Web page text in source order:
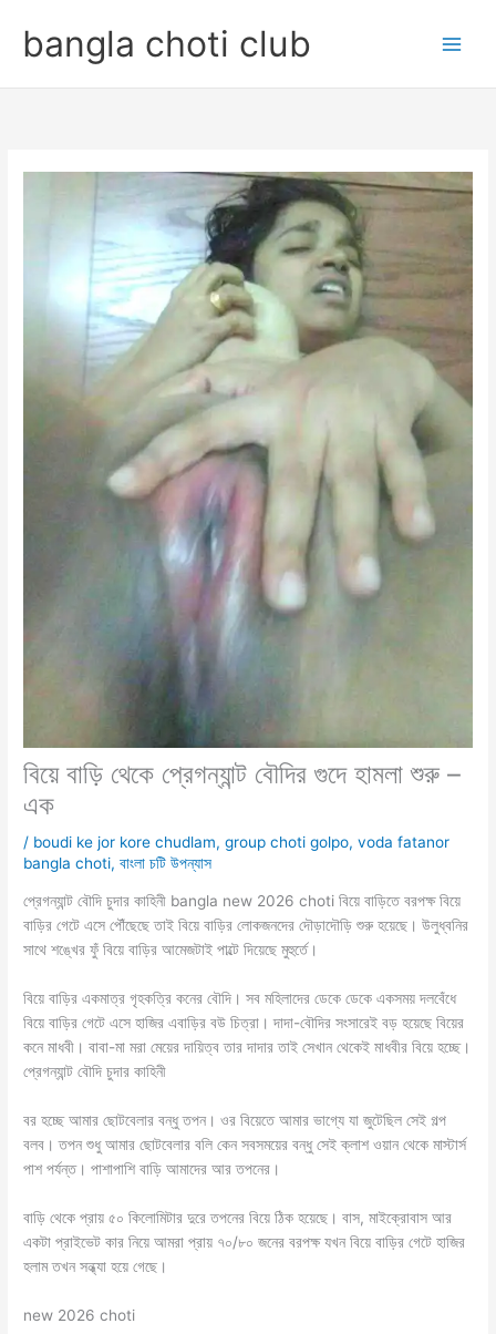
contentbangla choti club
বিয়ে বাড়ি থেকে প্রেগন্যান্ট বৌদির গুদে হামলা শুরু –
এক
/ boudi ke jor kore chudlam,group choti golpo,voda fatanor
bangla choti,বাংলা চটি উপন্যাস
প্রেগন্যান্ট বৌদি চুদার কাহিনী bangla new 2026 choti বিয়ে বাড়িতে বরপক্ষ বিয়ে
বাড়ির গেটে এসে পৌঁছেছে তাই বিয়ে বাড়ির লোকজনদের দৌড়াদৌড়ি শুরু হয়েছে। উলুধ্বনির
সাথে শঙ্খের ফুঁ বিয়ে বাড়ির আমেজটাই পাল্টে দিয়েছে মুহুর্তে।
বিয়ে বাড়ির একমাত্র গৃহকত্রি কনের বৌদি। সব মহিলাদের ডেকে ডেকে একসময় দলবেঁধে
বিয়ে বাড়ির গেটে এসে হাজির এবাড়ির বউ চিত্রা। দাদা-বৌদির সংসারেই বড় হয়েছে বিয়ের
কনে মাধবী। বাবা-মা মরা মেয়ের দায়িত্ব তার দাদার তাই সেখান থেকেই মাধবীর বিয়ে হচ্ছে।
প্রেগন্যান্ট বৌদি চুদার কাহিনী
বর হচ্ছে আমার ছোটবেলার বন্ধু তপন। ওর বিয়েতে আমার ভাগ্যে যা জুটেছিল সেই গল্প
বলব। তপন শুধু আমার ছোটবেলার বলি কেন সবসময়ের বন্ধু সেই ক্লাশ ওয়ান থেকে মাস্টার্স
পাশ পর্যন্ত। পাশাপাশি বাড়ি আমাদের আর তপনের।
বাড়ি থেকে প্রায় ৫০ কিলোমিটার দুরে তপনের বিয়ে ঠিক হয়েছে। বাস, মাইক্রোবাস আর
একটা প্রাইভেট কার নিয়ে আমরা প্রায় ৭০/৮০ জনের বরপক্ষ যখন বিয়ে বাড়ির গেটে হাজির
হলাম তখন সন্ধ্যা হয়ে গেছে।
new 2026 choti